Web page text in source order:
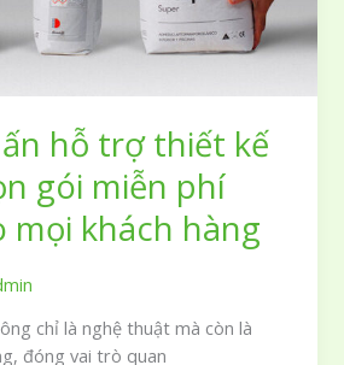
hỗ trợ thiết kế
gói miễn phí
mọi khách hàng
chỉ là nghệ thuật mà còn là
đóng vai trò quan